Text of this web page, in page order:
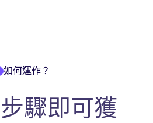
如何運作？
驟即可獲